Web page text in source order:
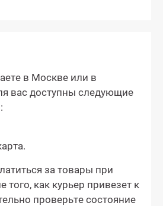
в Москве или в
вас доступны следующие
за товары при
того, как курьер привезет к
проверьте состояние